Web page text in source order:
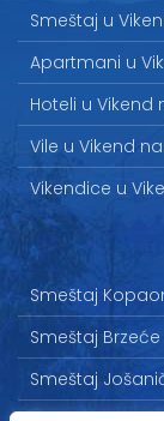
Smeštaj u
Apartmani u
Hoteli u Vikend
Vile u Vikend
Vikendice u
Smeštaj
Smeštaj Brzeće
Smeštaj